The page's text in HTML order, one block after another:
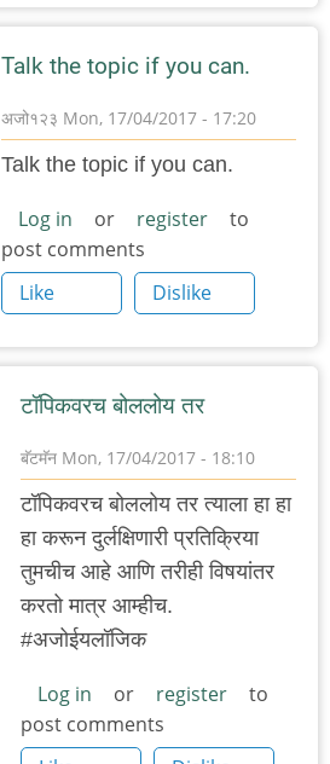
Talk the topic if you can.
अजो१२३ Mon, 17/04/2017 - 17:20
In
ही
एक
नविन
नास्तिकी
आहे.
by
बॅटमॅन
Talk the topic if you can.
Log in or register
to
post comments
Like
Dislike
टॉपिक‌व‌र‌च‌ बोल‌लोय त‌र
बॅटमॅन Mon, 17/04/2017 - 18:10
In
to
Talk
you
can.
टॉपिक‌व‌र‌च‌ बोल‌लोय त‌र त्याला हा हा
हा क‌रून‌ दुर्ल‌क्षिणारी प्र‌तिक्रिया
तुम‌चीच‌ आहे आणि त‌रीही विष‌यांत‌र‌
क‌र‌तो मात्र‌ आम्हीच‌.
#अजोईय‌लॉजिक‌
Log in or register
to
post comments